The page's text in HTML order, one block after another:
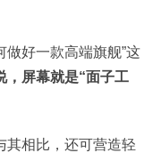
做好一款高端旗舰”这
，屏幕就是“面子工
其相比，还可营造轻